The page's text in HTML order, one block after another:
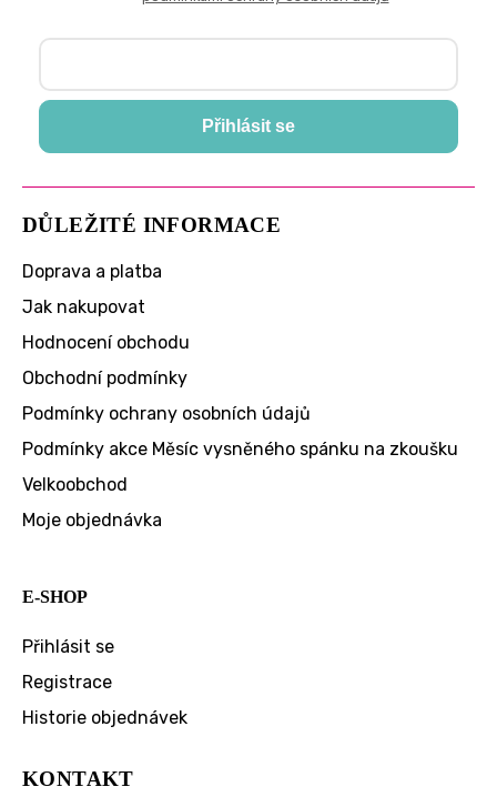
DŮLEŽITÉ INFORMACE
Doprava a platba
Jak nakupovat
Hodnocení obchodu
Obchodní podmínky
Podmínky ochrany osobních údajů
Podmínky akce Měsíc vysněného spánku na zkoušku
Velkoobchod
Moje objednávka
E-SHOP
Přihlásit se
Registrace
Historie objednávek
KONTAKT
Přihlásit se